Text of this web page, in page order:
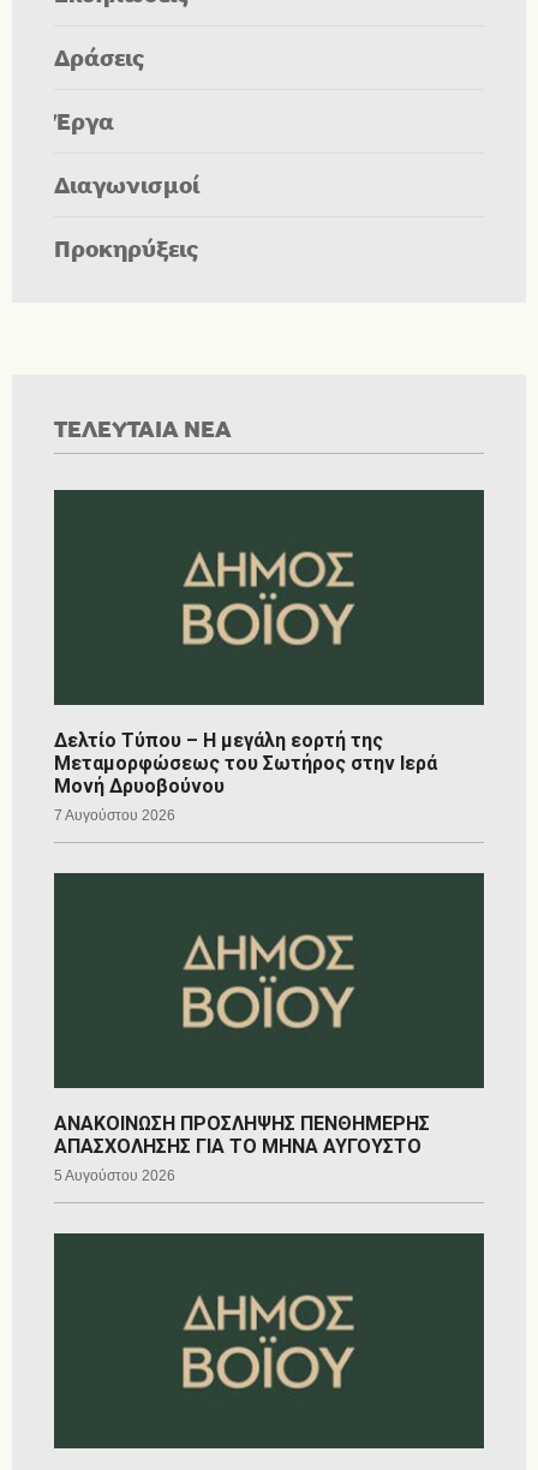
Δράσεις
Έργα
Διαγωνισμοί
Προκηρύξεις
ΤΕΛΕΥΤΑΙΑ ΝΕΑ
Δελτίο Τύπου – Η μεγάλη εορτή της
Μεταμορφώσεως του Σωτήρος στην Ιερά
Μονή Δρυοβούνου
7 Αυγούστου 2026
ΑΝΑΚΟΙΝΩΣΗ ΠΡΟΣΛΗΨΗΣ ΠΕΝΘΗΜΕΡΗΣ
ΑΠΑΣΧΟΛΗΣΗΣ ΓΙΑ ΤΟ ΜΗΝΑ ΑΥΓΟΥΣΤΟ
5 Αυγούστου 2026